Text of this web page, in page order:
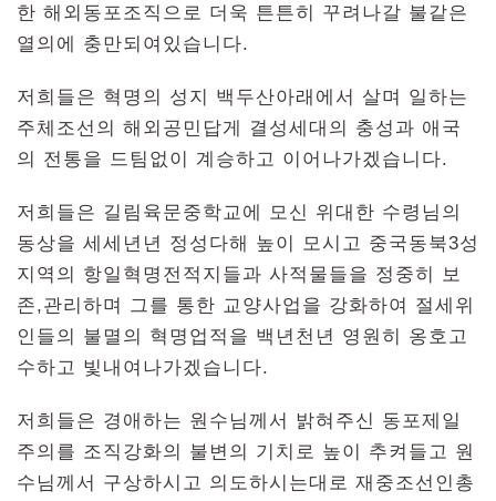
한 해외동포조직으로 더욱 튼튼히 꾸려나갈 불같은
열의에 충만되여있습니다.
저희들은 혁명의 성지 백두산아래에서 살며 일하는
주체조선의 해외공민답게 결성세대의 충성과 애국
의 전통을 드팀없이 계승하고 이어나가겠습니다.
저희들은 길림육문중학교에 모신 위대한 수령님의
동상을 세세년년 정성다해 높이 모시고 중국동북3성
지역의 항일혁명전적지들과 사적물들을 정중히 보
존,관리하며 그를 통한 교양사업을 강화하여 절세위
인들의 불멸의 혁명업적을 백년천년 영원히 옹호고
수하고 빛내여나가겠습니다.
저희들은 경애하는 원수님께서 밝혀주신 동포제일
주의를 조직강화의 불변의 기치로 높이 추켜들고 원
수님께서 구상하시고 의도하시는대로 재중조선인총